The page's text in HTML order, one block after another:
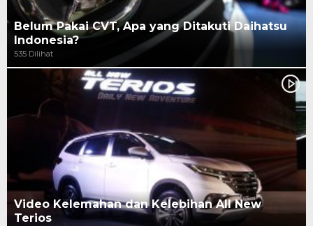
Belum Pakai CVT, Apa yang Ditakuti Daihatsu
Indonesia?
535 Dilihat
Video Kelemahan dan Kelebihan All New
Terios